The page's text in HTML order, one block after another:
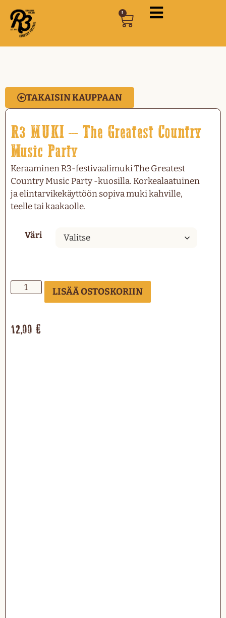
0
TAKAISIN KAUPPAAN
R3 MUKI – The Greatest Country
Music Party
Keraaminen R3-festivaalimuki The Greatest
Country Music Party -kuosilla. Korkealaatuinen
ja elintarvikekäyttöön sopiva muki kahville,
teelle tai kaakaolle.
Väri
LISÄÄ OSTOSKORIIN
12,00 €